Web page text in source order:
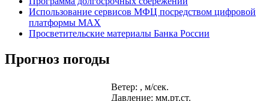
Использование сервисов МФЦ посредством цифровой
платформы MAX
Просветительские материалы Банка России
Прогноз погоды
Ветер: , м/сек.
Давление: мм.рт.ст.